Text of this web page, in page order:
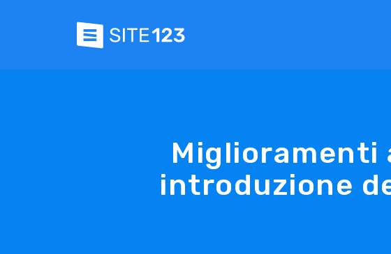
Miglioramenti
introduzione